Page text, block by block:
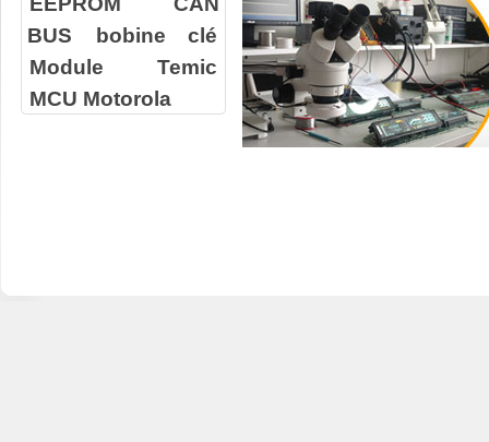
BUS
bobine clé
Module Temic
MCU Motorola